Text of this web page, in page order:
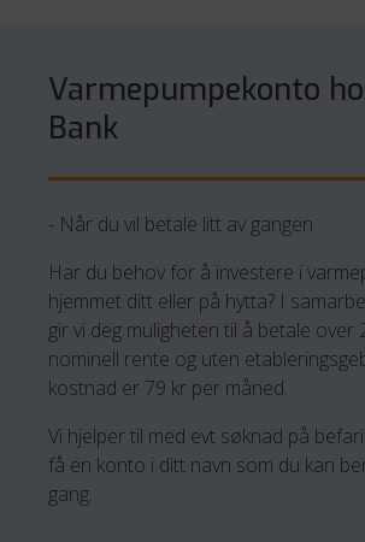
Varmepumpekonto
Bank
- Når du vil betale litt av gangen
Har du behov for å investere i
hjemmet ditt eller på hytta? I
gir vi deg muligheten til å betale over
nominell rente og uten
kostnad er 79 kr per måned.
Vi hjelper til med evt søknad på
få en konto i ditt navn som du kan
gang.